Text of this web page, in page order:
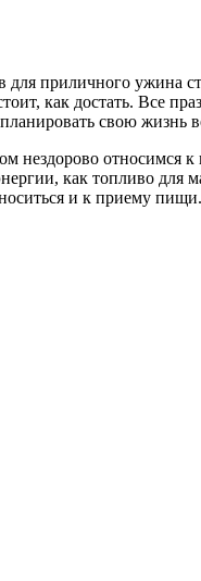
приличного ужина
как достать. Все
планировать свою
нездорово относимся
как топливо для
и к приему пищи.